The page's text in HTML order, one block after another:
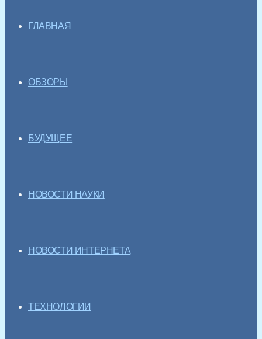
ГЛАВНАЯ
ОБЗОРЫ
БУДУЩЕЕ
НОВОСТИ НАУКИ
НОВОСТИ ИНТЕРНЕТА
ТЕХНОЛОГИИ